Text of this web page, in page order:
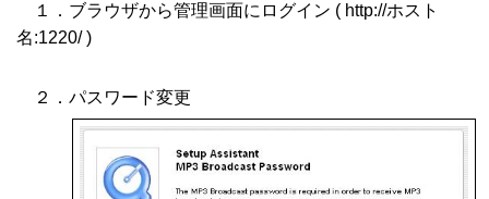
１．ブラウザから管理画面にログイン ( http://ホスト
名:1220/ )
２．パスワード変更